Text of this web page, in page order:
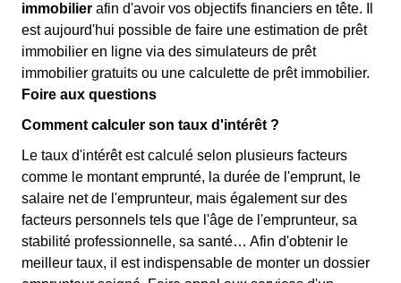
immobilier afin d'avoir vos objectifs financiers en tête. Il
est aujourd'hui possible de faire une estimation de prêt
immobilier en ligne via des simulateurs de prêt
immobilier gratuits ou une calculette de prêt immobilier.
Foire aux questions
Comment calculer son taux d'intérêt ?
Le taux d'intérêt est calculé selon plusieurs facteurs
comme le montant emprunté, la durée de l'emprunt, le
salaire net de l'emprunteur, mais également sur des
facteurs personnels tels que l'âge de l'emprunteur, sa
stabilité professionnelle, sa santé… Afin d'obtenir le
meilleur taux, il est indispensable de monter un dossier